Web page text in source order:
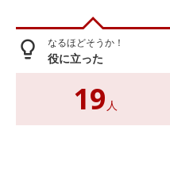
lightbulb_outline なるほどそうか！
役に立った
19 人